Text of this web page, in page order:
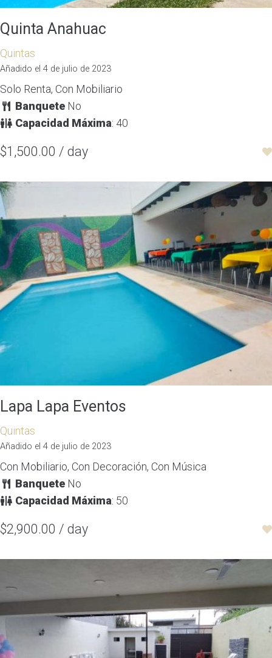
Quinta Anahuac
Quintas
Añadido el 4 de julio de 2023
Solo Renta, Con Mobiliario
BanqueteNo
Capacidad Máxima: 40
$1,500.00 / day
Lapa Lapa Eventos
Quintas
Añadido el 4 de julio de 2023
Con Mobiliario, Con Decoración, Con Música
BanqueteNo
Capacidad Máxima: 50
$2,900.00 / day